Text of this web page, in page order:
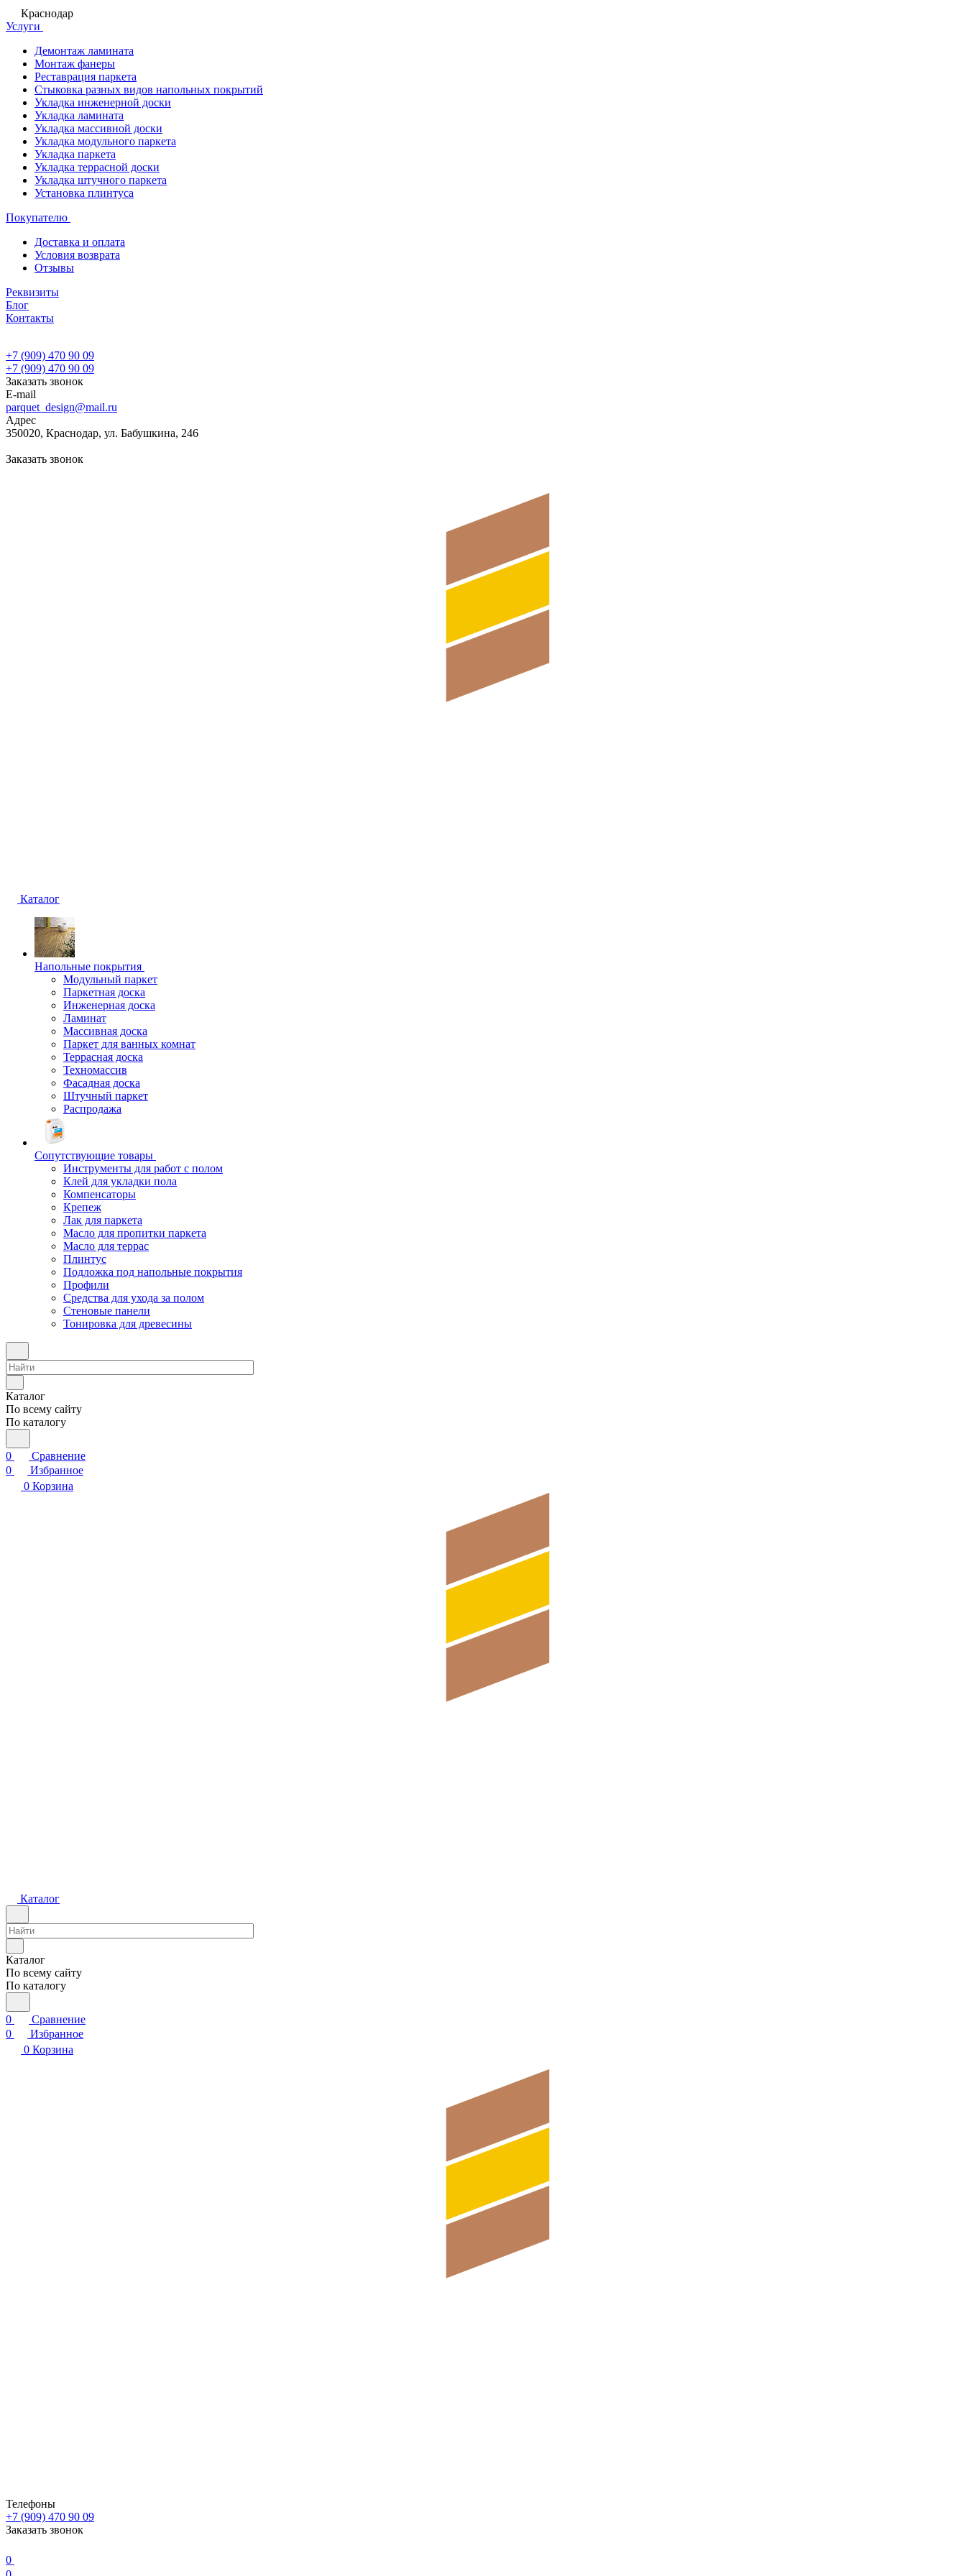
Краснодар
Услуги
Демонтаж ламината
Монтаж фанеры
Реставрация паркета
Стыковка разных видов напольных покрытий
Укладка инженерной доски
Укладка ламината
Укладка массивной доски
Укладка модульного паркета
Укладка паркета
Укладка террасной доски
Укладка штучного паркета
Установка плинтуса
Покупателю
Доставка и оплата
Условия возврата
Отзывы
Реквизиты
Блог
Контакты
+7 (909) 470 90 09
+7 (909) 470 90 09
Заказать звонок
E-mail
parquet_design@mail.ru
Адрес
350020, Краснодар, ул. Бабушкина, 246
Заказать звонок
Каталог
Напольные покрытия
Модульный паркет
Паркетная доска
Инженерная доска
Ламинат
Массивная доска
Паркет для ванных комнат
Террасная доска
Техномассив
Фасадная доска
Штучный паркет
Распродажа
Сопутствующие товары
Инструменты для работ с полом
Клей для укладки пола
Компенсаторы
Крепеж
Лак для паркета
Масло для пропитки паркета
Масло для террас
Плинтус
Подложка под напольные покрытия
Профили
Средства для ухода за полом
Стеновые панели
Тонировка для древесины
Каталог
По всему сайту
По каталогу
0
Сравнение
0
Избранное
0 Корзина
Каталог
Каталог
По всему сайту
По каталогу
0
Сравнение
0
Избранное
0 Корзина
Телефоны
+7 (909) 470 90 09
Заказать звонок
0